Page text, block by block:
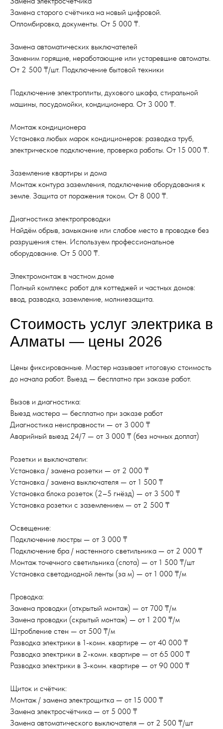
Замена старого счётчика на новый цифровой.
Опломбировка, документы. От 5 000 ₸.
Замена автоматических выключателей
Заменим горящие, неработающие или устаревшие автоматы.
От 2 500 ₸/шт. Подключение бытовой техники
Подключение электроплиты, духового шкафа, стиральной
машины, посудомойки, кондиционера. От 3 000 ₸.
Монтаж кондиционера
Установка любых марок кондиционеров: разводка труб,
электрическое подключение, проверка работы. От 15 000 ₸.
Заземление квартиры и дома
Монтаж контура заземления, подключение оборудования к
земле. Защита от поражения током. От 8 000 ₸.
Диагностика электропроводки
Найдём обрыв, замыкание или слабое место в проводке без
разрушения стен. Используем профессиональное
оборудование. От 5 000 ₸.
Электромонтаж в частном доме
Полный комплекс работ для коттеджей и частных домов:
ввод, разводка, заземление, молниезащита.
Стоимость услуг электрика в
Алматы — цены 2026
Цены фиксированные. Мастер называет итоговую стоимость
до начала работ. Выезд — бесплатно при заказе работ.
Вызов и диагностика:
Выезд мастера — бесплатно при заказе работ
Диагностика неисправности — от 3 000 ₸
Аварийный выезд 24/7 — от 3 000 ₸ (без ночных доплат)
Розетки и выключатели:
Установка / замена розетки — от 2 000 ₸
Установка / замена выключателя — от 1 500 ₸
Установка блока розеток (2–5 гнёзд) — от 3 500 ₸
Установка розетки с заземлением — от 2 500 ₸
Освещение:
Подключение люстры — от 3 000 ₸
Подключение бра / настенного светильника — от 2 000 ₸
Монтаж точечного светильника (спота) — от 1 500 ₸/шт
Установка светодиодной ленты (за м) — от 1 000 ₸/м
Проводка:
Замена проводки (открытый монтаж) — от 700 ₸/м
Замена проводки (скрытый монтаж) — от 1 200 ₸/м
Штробление стен — от 500 ₸/м
Разводка электрики в 1-комн. квартире — от 40 000 ₸
Разводка электрики в 2-комн. квартире — от 65 000 ₸
Разводка электрики в 3-комн. квартире — от 90 000 ₸
Щиток и счётчик:
Монтаж / замена электрощитка — от 15 000 ₸
Замена электросчётчика — от 5 000 ₸
Замена автоматического выключателя — от 2 500 ₸/шт